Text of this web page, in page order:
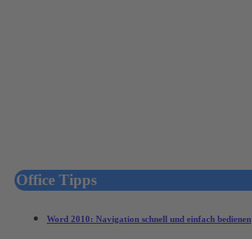
Office Tipps
Word 2010: Navigation schnell und einfach bedienen